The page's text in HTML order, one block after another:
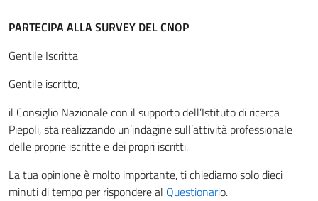
PARTECIPA ALLA SURVEY DEL CNOP
Gentile Iscritta
Gentile iscritto,
il Consiglio Nazionale con il supporto dell’Istituto di ricerca
Piepoli, sta realizzando un’indagine sull’attività professionale
delle proprie iscritte e dei propri iscritti.
La tua opinione è molto importante, ti chiediamo solo dieci
minuti di tempo per rispondere al Questionario.